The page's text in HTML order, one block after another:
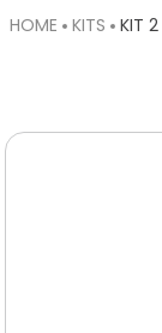
KITS KIT 2